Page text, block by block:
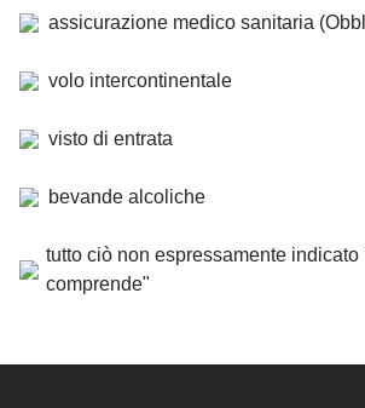
assicurazione medico sanitaria
volo intercontinentale
visto di entrata
bevande alcoliche
tutto ciò non espressamente indicato
comprende"